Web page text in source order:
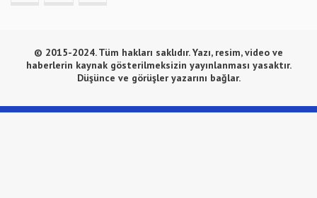
© 2015-2024. Tüm hakları saklıdır. Yazı, resim, video ve
haberlerin kaynak gösterilmeksizin yayınlanması yasaktır.
Düşünce ve görüşler yazarını bağlar.